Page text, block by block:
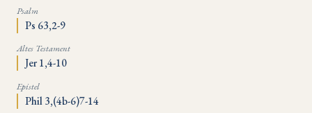
Psalm
Ps 63,2-9
Altes Testament
Jer 1,4-10
Epistel
Phil 3,(4b-6)7-14